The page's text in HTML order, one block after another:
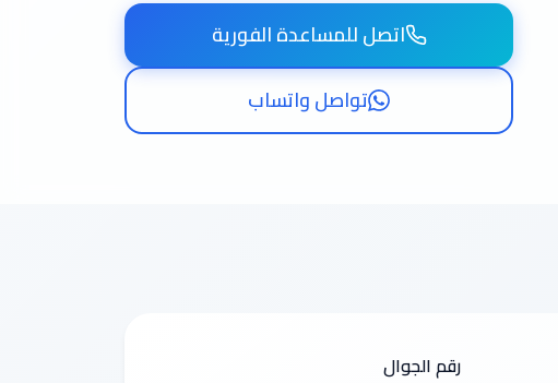
اتصل للمساعدة الفورية
تواصل واتساب
رقم الجوال